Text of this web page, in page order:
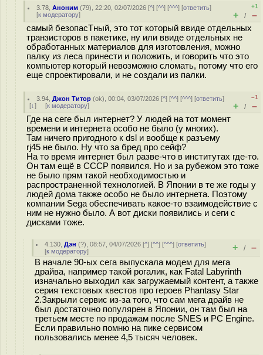
3.78 ,Аноним (79), 22:20, 02/07/2026 [^] [^^] [^^^] [ответить]
[к модератору]
+1
+ / –
самый безопасТный, это тот который ввиде отдельных
транзисторов в пакетике, ну или ввиде отдельных не
обработанных материалов для изготовления, можно
палку из леса принести и положить, и говорить что это
компьютер который невозможно сломать, потому что его
еще спроектировали, и не создали из палки.
3.94 ,Джон Титор (ok), 00:04, 03/07/2026 [^] [^^] [^^^] [ответить]
[↓] [к модератору]
–1
+ / –
Где на сеге был интернет? У людей на тот момент
времени и интернета особо не было (у многих).
Там ничего пригодного к dsl и вообще к разъему
rj45 не было. Ну что за бред про сейф?
На то время интернет был разве-что в институтах где-то.
Он там ещё в СССР появился. Но и за рубежом это тоже
не было прям такой необходимостью и
распространенной технологией. В Японии в те же годы у
людей дома также особо не было интернета. Поэтому
компании Sega обеспечивать какое-то взаимодействие с
ним не нужно было. А вот диски появились и сеги с
дисками тоже.
4.130 ,Дэн (?), 08:57, 04/07/2026 [^] [^^] [^^^] [ответить]
[к модератору] + / –
В начале 90-ых сега выпускала модем для мега
драйва, например такой рогалик, как Fatal Labyrinth
изначально выходил как загружаемый контент, а также
серия текстовых квестов про героев Phantasy Star
2.Закрыли сервис из-за того, что сам мега драйв не
был достаточно популярен в Японии, он там был на
третьем месте по продажам после SNES и PC Engine.
Если правильно помню на пике сервисом
пользовались менее 4,5 тысяч человек.